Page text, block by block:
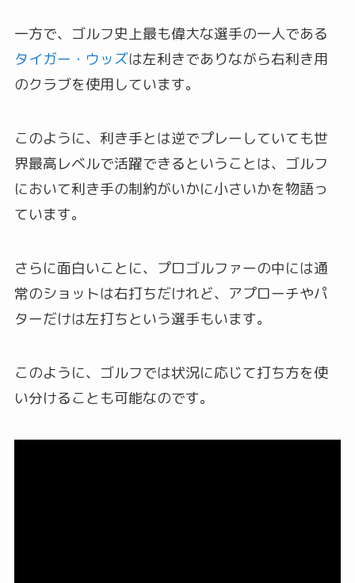
一方で、ゴルフ史上最も偉大な選手の一人である
タイガー・ウッズは左利きでありながら右利き用
のクラブを使用しています。
このように、利き手とは逆でプレーしていても世
界最高レベルで活躍できるということは、ゴルフ
において利き手の制約がいかに小さいかを物語っ
ています。
さらに面白いことに、プロゴルファーの中には通
常のショットは右打ちだけれど、アプローチやパ
ターだけは左打ちという選手もいます。
このように、ゴルフでは状況に応じて打ち方を使
い分けることも可能なのです。